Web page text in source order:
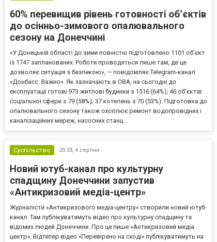
60% перевищив рівень готовності об’єктів
до осінньо-зимового опалювального
сезону на Донеччині
«У Донецькій області до зими повністю підготовлено 1101 об’єкт
із 1747 запланованих. Роботи проводяться лише там, де це
дозволяє ситуація з безпекою», — повідомляє Telegram-канал
«Донбасс. Важно». Як зазначають в ОВА, на сьогодні до
експлуатації готові 973 житлові будинки з 1516 (64%); 46 об’єктів
соціальної сфери з 79 (58%); 37 котелень з 70 (53%). Підготовка до
опалювального сезону також охоплює ремонт водопровідних і
каналізаційних мереж, насосних станц...
Суспільство 20:33, 4 серпня
Новий ютуб-канал про культурну
спадщину Донеччини запустив
«Антикризовий медіа-центр»
Журналісти «Антикризового медіа-центру» створили новий ютуб-
канал. Там публікуватимуть відео про культурну спадщину та
відомих людей Донеччини. Про це пише «Антикризовий медіа
центр». Відтепер відео «Перевірено на сході» публікуватимуть на